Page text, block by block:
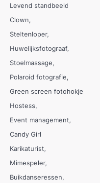
Levend standbeeld
Clown
Steltenloper
Huwelijksfotograaf
Stoelmassage
Polaroid fotografie
Green screen fotohokje
Hostess
Event management
Candy Girl
Karikaturist
Mimespeler
Buikdanseressen